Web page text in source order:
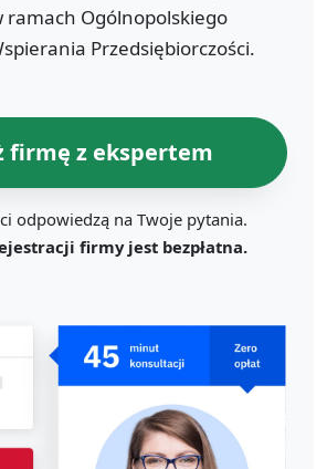
ramach Ogólnopolskiego
Przedsiębiorczości.
firmę z ekspertem
odpowiedzą na Twoje pytania.
firmy jest bezpłatna.